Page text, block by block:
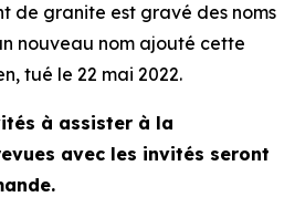
de granite est gravé des noms
nouveau nom ajouté cette
tué le 22 mai 2022.
à assister à la
avec les invités seront